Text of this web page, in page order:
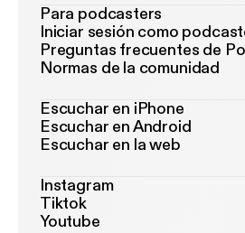
Para podcasters
Iniciar sesión como
Preguntas frecuentes de
Normas de la comunidad
Escuchar en iPhone
Escuchar en Android
Escuchar en la web
Instagram
Tiktok
Youtube